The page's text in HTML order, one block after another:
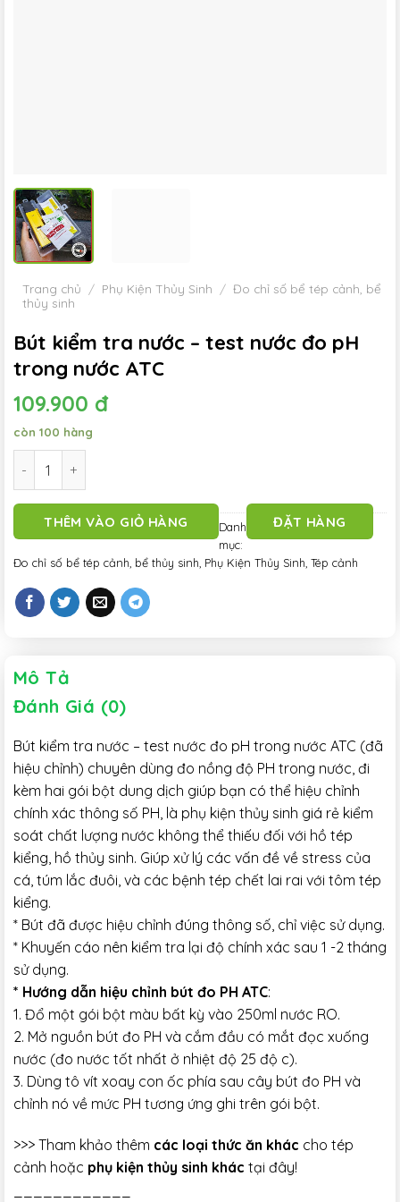
Trang chủ / Phụ Kiện Thủy Sinh / Đo chỉ số bể tép cảnh, bể
thủy sinh
Bút kiểm tra nước – test nước đo pH
trong nước ATC
109.900 đ
còn 100 hàng
THÊM VÀO GIỎ HÀNG ĐẶT HÀNG
Danh
mục:
Đo chỉ số bể tép cảnh, bể thủy sinh, Phụ Kiện Thủy Sinh, Tép cảnh
Mô Tả
Đánh Giá (0)
Bút kiểm tra nước – test nước đo pH trong nước ATC (đã
hiệu chỉnh) chuyên dùng đo nồng độ PH trong nước, đi
kèm hai gói bột dung dịch giúp bạn có thể hiệu chỉnh
chính xác thông số PH, là phụ kiện thủy sinh giá rẻ kiểm
soát chất lượng nước không thể thiếu đối với hồ tép
kiểng, hồ thủy sinh. Giúp xử lý các vấn đề về stress của
cá, túm lắc đuôi, và các bệnh tép chết lai rai với tôm tép
kiểng.
* Bút đã được hiệu chỉnh đúng thông số, chỉ việc sử dụng.
* Khuyến cáo nên kiểm tra lại độ chính xác sau 1 -2 tháng
sử dụng.
* Hướng dẫn hiệu chỉnh bút đo PH ATC:
1. Đổ một gói bột màu bất kỳ vào 250ml nước RO.
2. Mở nguồn bút đo PH và cắm đầu có mắt đọc xuống
nước (đo nước tốt nhất ở nhiệt độ 25 độ c).
3. Dùng tô vít xoay con ốc phía sau cây bút đo PH và
chỉnh nó về mức PH tương ứng ghi trên gói bột.
>>> Tham khảo thêm các loại thức ăn khác cho tép
cảnh hoặc phụ kiện thủy sinh khác tại đây!